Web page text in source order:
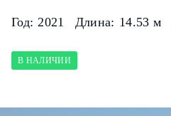
Год: 2021 Длина: 14.53 м
В НАЛИЧИИ